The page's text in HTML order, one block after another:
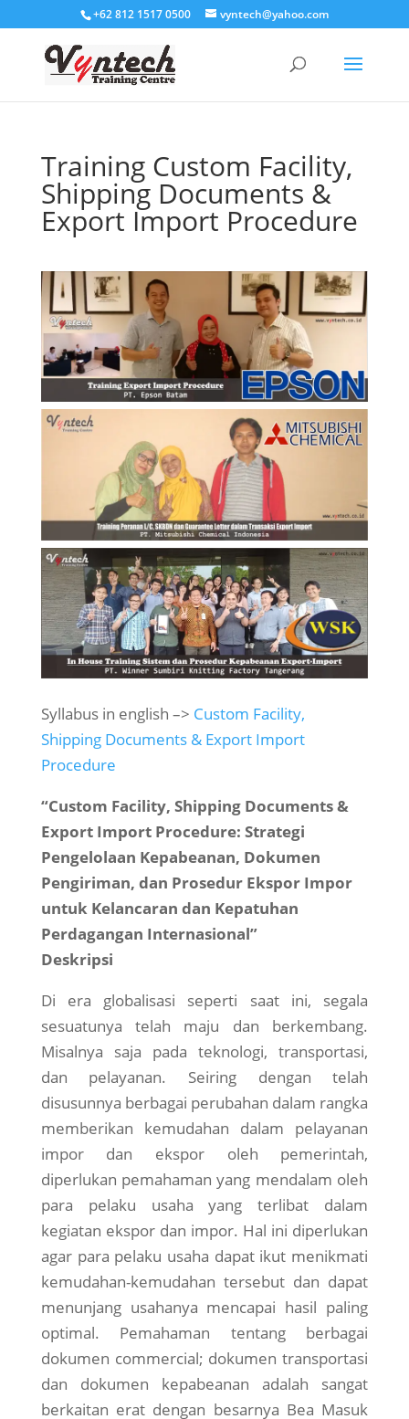
+62 812 1517 0500 vyntech@yahoo.com
Training Custom Facility,
Shipping Documents &
Export Import Procedure
Syllabus in english –> Custom Facility,
Shipping Documents & Export Import
Procedure
“Custom Facility, Shipping Documents &
Export Import Procedure: Strategi
Pengelolaan Kepabeanan, Dokumen
Pengiriman, dan Prosedur Ekspor Impor
untuk Kelancaran dan Kepatuhan
Perdagangan Internasional”
Deskripsi
Di era globalisasi seperti saat ini, segala
sesuatunya telah maju dan berkembang.
Misalnya saja pada teknologi, transportasi,
dan pelayanan. Seiring dengan telah
disusunnya berbagai perubahan dalam rangka
memberikan kemudahan dalam pelayanan
impor dan ekspor oleh pemerintah,
diperlukan pemahaman yang mendalam oleh
para pelaku usaha yang terlibat dalam
kegiatan ekspor dan impor. Hal ini diperlukan
agar para pelaku usaha dapat ikut menikmati
kemudahan-kemudahan tersebut dan dapat
menunjang usahanya mencapai hasil paling
optimal. Pemahaman tentang berbagai
dokumen commercial; dokumen transportasi
dan dokumen kepabeanan adalah sangat
berkaitan erat dengan besarnya Bea Masuk